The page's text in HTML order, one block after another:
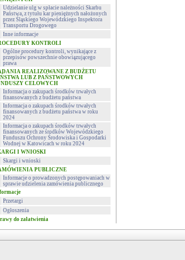
Udzielanie ulg w spłacie należności Skarbu
Państwa, z tytułu kar pieniężnych nałożonych
przez Śląskiego Wojewódzkiego Inspektora
Transportu Drogowego
Inne informacje
KONTROLI
Ogólne procedury kontroli, wynikające z
przepisów powszechnie obowiązującego
prawa
REALIZOWANE Z BUDŻETU
LUB Z PAŃSTWOWYCH
CELOWYCH
Informacja o zakupach środków trwałych
finansowanych z budżetu państwa
Informacja o zakupach środków trwałych
finansowanych z budżetu państwa w roku
2024
Informacja o zakupach środków trwałych
finansowanych ze środków Wojewódzkiego
Funduszu Ochrony Środowiska i Gospodarki
Wodnej w Katowicach w roku 2024
I WNIOSKI
Skargi i wnioski
PUBLICZNE
Informacje o prowadzonych postępowaniach w
sprawie udzielenia zamówienia publicznego
Przetargi
Ogłoszenia
do załatwienia